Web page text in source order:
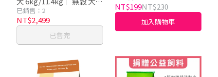
料 狗飼料 犬糧
已銷售：2
NT$2,499
已售完
乾糧、無穀犬糧、頂級無
穀凍乾犬糧、全齡犬糧
NT$199NT$230
加入購物車